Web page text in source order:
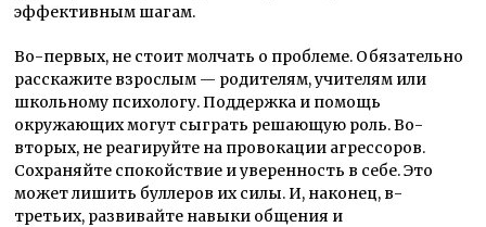
эффективным шагам.
Во-первых, не стоит молчать о проблеме. Обязательно
расскажите взрослым — родителям, учителям или
школьному психологу. Поддержка и помощь
окружающих могут сыграть решающую роль. Во-
вторых, не реагируйте на провокации агрессоров.
Сохраняйте спокойствие и уверенность в себе. Это
может лишить буллеров их силы. И, наконец, в-
третьих, развивайте навыки общения и